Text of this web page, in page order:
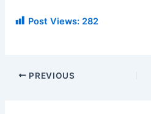
Post Views: 282
PREVIOUS